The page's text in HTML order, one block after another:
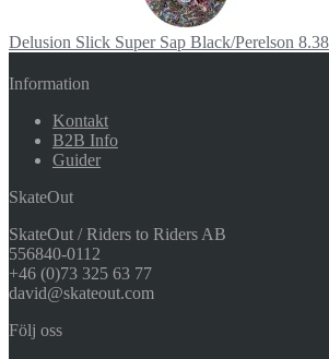
Delusion Slick Super Sap Black/Perelson
Information
Kontakt
B2B Info
Guider
SkateOut
SkateOut / Riders to Riders AB
556840-0112
+46 (0)73 325 63 77
david@skateout.com
Följ oss